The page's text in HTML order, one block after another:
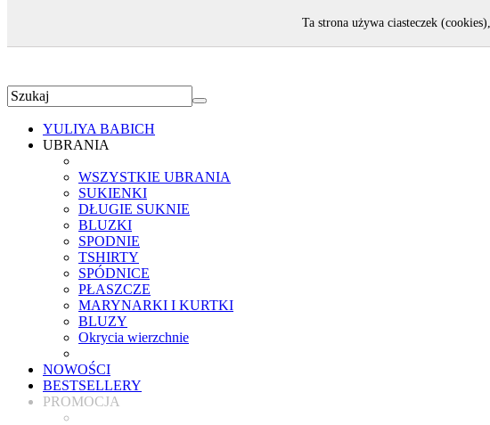
YULIYA BABICH
UBRANIA
WSZYSTKIE UBRANIA
SUKIENKI
DŁUGIE SUKNIE
BLUZKI
SPODNIE
TSHIRTY
SPÓDNICE
PŁASZCZE
MARYNARKI I KURTKI
BLUZY
Okrycia wierzchnie
NOWOŚCI
BESTSELLERY
PROMOCJA
Ta strona używa ciasteczek